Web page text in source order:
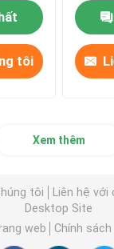
tôi
Xem thêm
tôi
Liên hệ
Desktop Site
web
Chính